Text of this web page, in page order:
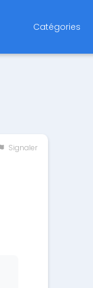
Catégories
Signaler